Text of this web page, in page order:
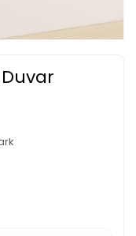
Duvar